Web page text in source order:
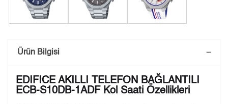
Saatini Kişiselleştir
arka kapağına gravür tekniği ile formda belirtmiş
olduğunuz şekilde işlenecektir.
Ürün Bilgisi
EDIFICE AKILLI TELEFON BAĞLANTILI
ECB-S10DB-1ADF Kol Saati Özellikleri